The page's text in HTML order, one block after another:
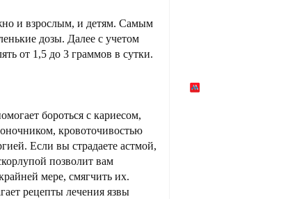
и взрослым, и детям. Самым
дозы. Далее с учетом
от 1,5 до 3 граммов в сутки.
бороться с кариесом,
кровоточивостью
Если вы страдаете астмой,
позволит вам
мере, смягчить их.
рецепты лечения язвы